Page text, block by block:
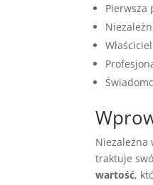
Pierwsza
Niezależna
traktuje
wartość,